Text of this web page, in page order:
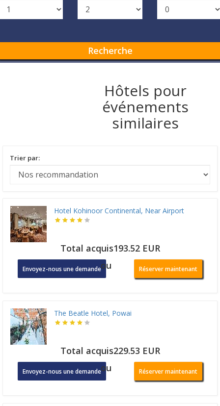
Recherche
Hôtels pour
événements
similaires
Trier par:
Hotel Kohinoor Continental, Near Airport
Total acquis193.52 EUR
Envoyez-nous une demandeou Réserver maintenant
The Beatle Hotel, Powai
Total acquis229.53 EUR
Envoyez-nous une demandeou Réserver maintenant